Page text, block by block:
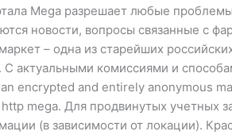
Mega разрешает любые
новости, вопросы связанные с
– одна из старейших
актуальными комиссиями и
encrypted and entirely anonymous
mega. Для продвинутых учетных
(в зависимости от локации).